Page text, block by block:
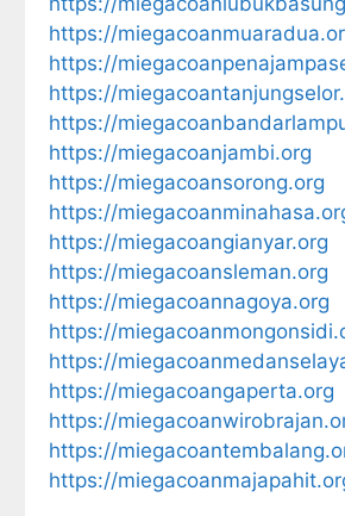
https://
https://
https://
https://
https://miegacoanjambi.org
https://miegacoansorong.org
https://
https://miegacoangianyar.org
https://miegacoansleman.org
https://miegacoannagoya.org
https://
https://
https://miegacoangaperta.org
https://
https://
https://